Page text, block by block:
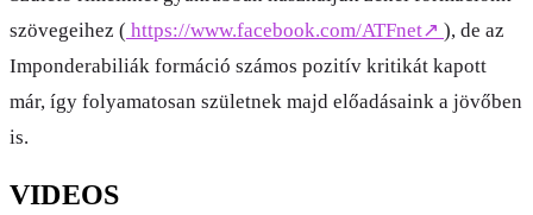
szövegeihez ( https://www.facebook.com/ATFnet↗ ), de az
Imponderabiliák formáció számos pozitív kritikát kapott
már, így folyamatosan születnek majd előadásaink a jövőben
is.
VIDEOS